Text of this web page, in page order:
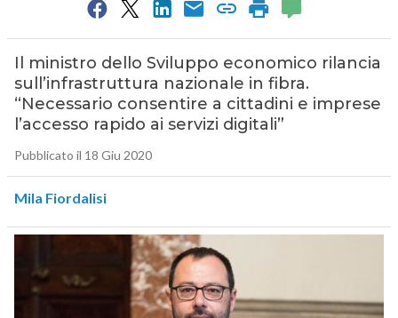
Il ministro dello Sviluppo economico rilancia
sull’infrastruttura nazionale in fibra.
“Necessario consentire a cittadini e imprese
l’accesso rapido ai servizi digitali”
Pubblicato il 18 Giu 2020
Mila Fiordalisi